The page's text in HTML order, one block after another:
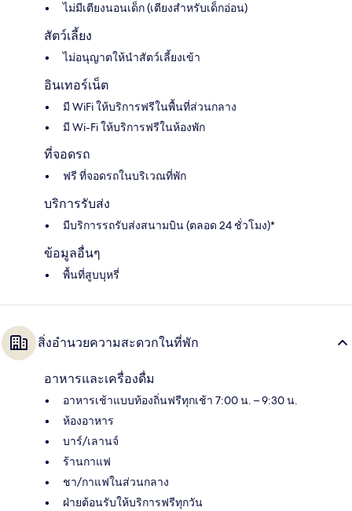
ไม่มีเตียงนอนเด็ก (เตียงสำหรับเด็กอ่อน)
สัตว์เลี้ยง
ไม่อนุญาตให้นำสัตว์เลี้ยงเข้า
อินเทอร์เน็ต
มี WiFi ให้บริการฟรีในพื้นที่ส่วนกลาง
มี Wi-Fi ให้บริการฟรีในห้องพัก
ที่จอดรถ
ฟรี ที่จอดรถในบริเวณที่พัก
บริการรับส่ง
มีบริการรถรับส่งสนามบิน (ตลอด 24 ชั่วโมง)*
ข้อมูลอื่นๆ
พื้นที่สูบบุหรี่
สิ่งอำนวยความสะดวกในที่พัก
อาหารและเครื่องดื่ม
อาหารเช้าแบบท้องถิ่นฟรีทุกเช้า 7:00 น. – 9:30 น.
ห้องอาหาร
บาร์/เลานจ์
ร้านกาแฟ
ชา/กาแฟในส่วนกลาง
ฝ่ายต้อนรับให้บริการฟรีทุกวัน